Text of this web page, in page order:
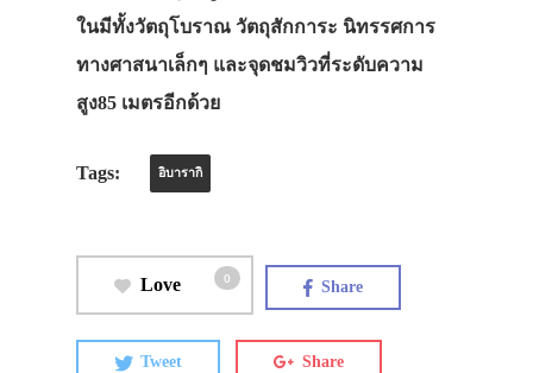
ในมีทั้งวัตถุโบราณ วัตถุสักการะ นิทรรศการ
ทางศาสนาเล็กๆ และจุดชมวิวที่ระดับความ
สูง85 เมตรอีกด้วย
Tags: อิบารากิ
Love 0 Share
Tweet Share